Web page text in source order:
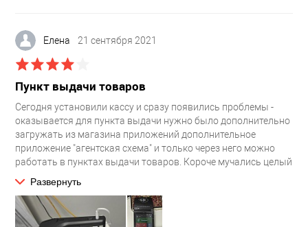
Елена 21 сентября 2021
Пункт выдачи товаров
Сегодня установили кассу и сразу появились проблемы -
оказывается для пункта выдачи нужно было дополнительно
загружать из магазина приложений дополнительное
приложение "агентская схема" и только через него можно
работать в пунктах выдачи товаров. Короче мучались целый
будет полегче с ней.
Развернуть